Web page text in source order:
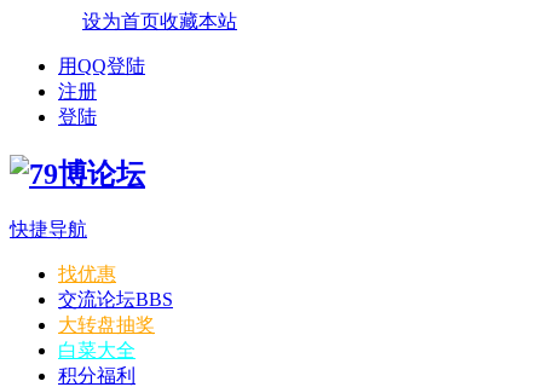
设为首页收藏本站
用QQ登陆
注册
登陆
快捷导航
找优惠
交流论坛BBS
大转盘抽奖
白菜大全
积分福利